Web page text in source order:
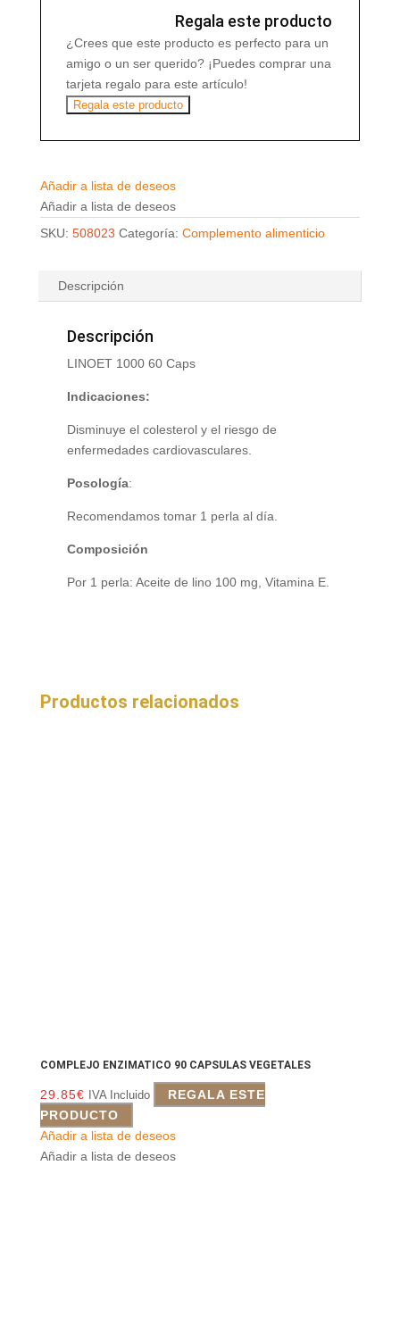
Regala este producto
¿Crees que este producto es perfecto para un
amigo o un ser querido? ¡Puedes comprar una
tarjeta regalo para este artículo!
Regala este producto
Añadir a lista de deseos
Añadir a lista de deseos
SKU: 508023 Categoría: Complemento alimenticio
Descripción
Descripción
LINOET 1000 60 Caps
Indicaciones:
Disminuye el colesterol y el riesgo de
enfermedades cardiovasculares.
Posología:
Recomendamos tomar 1 perla al día.
Composición
Por 1 perla: Aceite de lino 100 mg, Vitamina E.
Productos relacionados
COMPLEJO ENZIMATICO 90 CAPSULAS VEGETALES
29.85€ IVA Incluido
REGALA ESTE
PRODUCTO
Añadir a lista de deseos
Añadir a lista de deseos